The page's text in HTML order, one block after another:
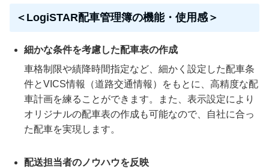
＜LogiSTAR配車管理簿の機能・使用感＞
細かな条件を考慮した配車表の作成
車格制限や績降時間指定など、細かく設定した配車条
件とVICS情報（道路交通情報）をもとに、高精度な配
車計画を練ることができます。また、表示設定により
オリジナルの配車表の作成も可能なので、自社に合っ
た配車を実現します。
配送担当者のノウハウを反映